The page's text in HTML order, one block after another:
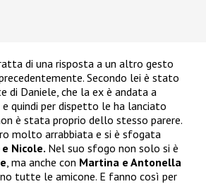
di una risposta a un altro gesto
Secondo lei è stato
di Daniele, che la ex è andata a
quindi per dispetto le ha lanciato
è stata proprio dello stesso parere.
molto arrabbiata e si è sfogata
Nicole. Nel suo sfogo non solo si è
, ma anche con Martina e Antonella
tutte le amicone. E fanno così per